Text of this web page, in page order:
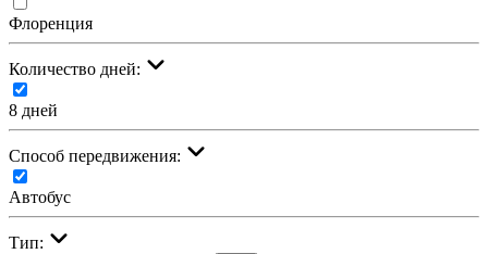
Флоренция
Количество дней:
8 дней
Cпособ передвижения:
Автобус
Тип: